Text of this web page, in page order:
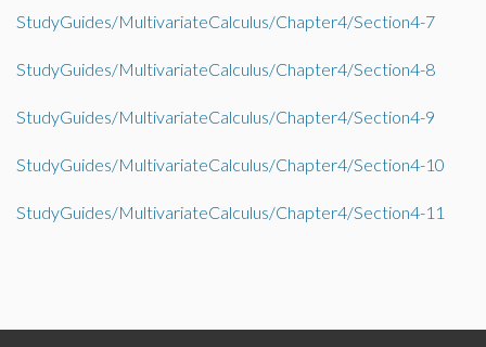
StudyGuides/MultivariateCalculus/Chapter4/Section4-7
StudyGuides/MultivariateCalculus/Chapter4/Section4-8
StudyGuides/MultivariateCalculus/Chapter4/Section4-9
StudyGuides/MultivariateCalculus/Chapter4/Section4-10
StudyGuides/MultivariateCalculus/Chapter4/Section4-11